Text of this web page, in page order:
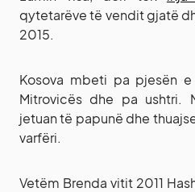
qytetarëve të vendit gjatë
2015.
Kosova mbeti pa pjesën
Mitrovicës dhe pa ushtri.
jetuan të papunë dhe
varfëri.
Vetëm Brenda vitit 2011